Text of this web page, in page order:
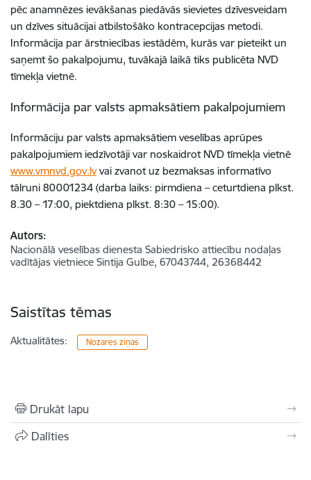
pēc anamnēzes ievākšanas piedāvās sievietes dzīvesveidam
un dzīves situācijai atbilstošāko kontracepcijas metodi.
Informācija par ārstniecības iestādēm, kurās var pieteikt un
saņemt šo pakalpojumu, tuvākajā laikā tiks publicēta NVD
tīmekļa vietnē.
Informācija par valsts apmaksātiem pakalpojumiem
Informāciju par valsts apmaksātiem veselības aprūpes
pakalpojumiem iedzīvotāji var noskaidrot NVD tīmekļa vietnē
www.vmnvd.gov.lvvai zvanot uz bezmaksas informatīvo
tālruni 80001234 (darba laiks: pirmdiena – ceturtdiena plkst.
8.30 – 17:00, piektdiena plkst. 8:30 – 15:00).
Autors:
Nacionālā veselības dienesta Sabiedrisko attiecību nodaļas
vadītājas vietniece Sintija Gulbe, 67043744, 26368442
Saistītas tēmas
Aktualitātes: Nozares ziņas
Drukāt lapu
Dalīties